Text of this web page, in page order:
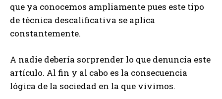
que ya conocemos ampliamente pues este tipo
de técnica descalificativa se aplica
constantemente.
A nadie debería sorprender lo que denuncia este
artículo. Al fin y al cabo es la consecuencia
lógica de la sociedad en la que vivimos.